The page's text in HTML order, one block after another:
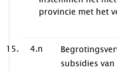
provincie met het
4.n
subsidies